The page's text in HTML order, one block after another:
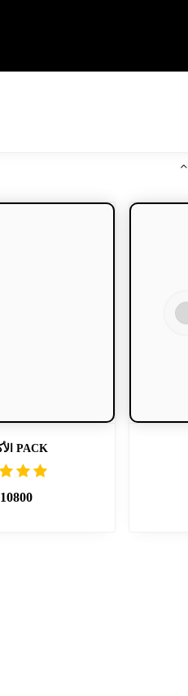
PACK الأكثر طلبا
10800